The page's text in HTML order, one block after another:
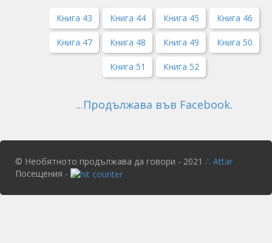
Книга 43 Книга 44 Книга 45 Книга 46
Книга 47 Книга 48 Книга 49 Книга 50
Книга 51 Книга 52
...Продължава във Facebook.
© Необятното продължава да говори - 2021 ∴ Attar
Посещения -